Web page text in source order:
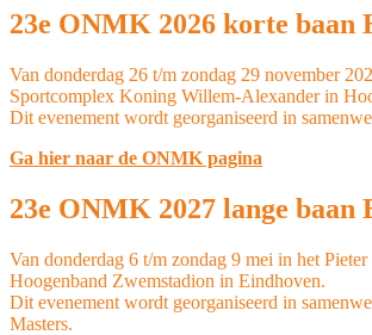
23e ONMK 2026 korte baan
Van donderdag 26 t/m zondag 29 november
Sportcomplex Koning Willem-Alexander in
Dit evenement wordt georganiseerd in
Ga hier naar de ONMK pagina
23e ONMK 2027 lange baan
Van donderdag 6 t/m zondag 9 mei in het Pieter
Hoogenband Zwemstadion in Eindhoven.
Dit evenement wordt georganiseerd in
Masters.